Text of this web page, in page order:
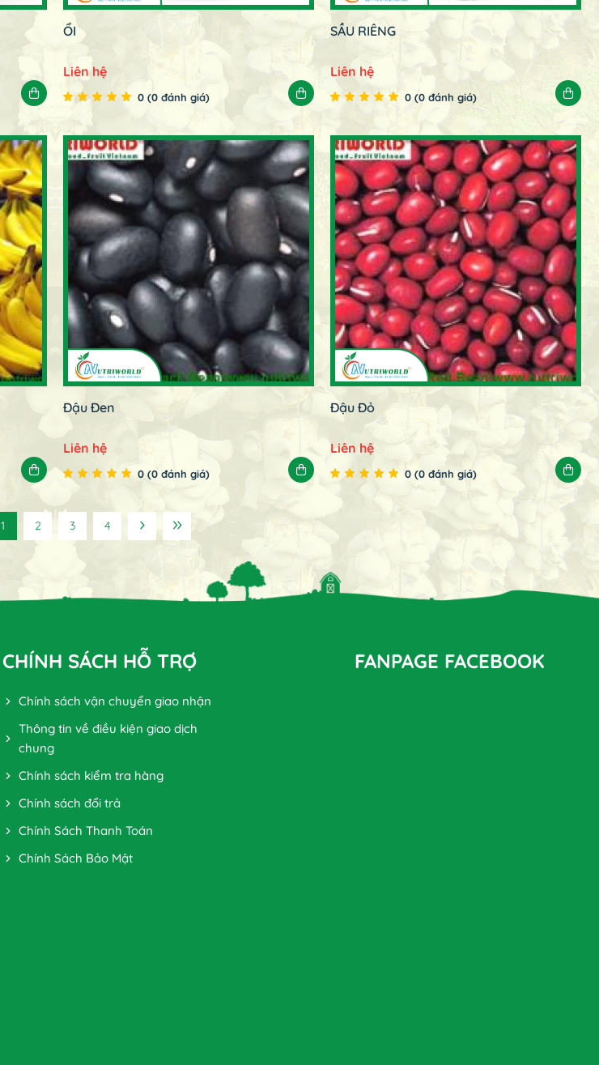
ỔI
Liên hệ
0 (0 đánh giá)
SẦU RIÊNG
Liên hệ
0 (0 đánh giá)
Đậu Đen
Liên hệ
0 (0 đánh giá)
Đậu Đỏ
Liên hệ
0 (0 đánh giá)
1 2 3 4
CHÍNH SÁCH HỖ TRỢ
Chính sách vận chuyển giao nhận
Thông tin về điều kiện giao dịch
chung
Chính sách kiểm tra hàng
Chính sách đổi trả
Chính Sách Thanh Toán
Chính Sách Bảo Mật
FANPAGE FACEBOOK